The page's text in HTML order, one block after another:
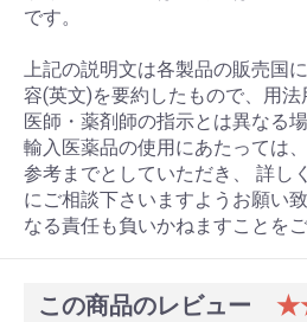
お買い物を続ける
です。
上記の説明文は各製品の販売国
容(英文)を要約したもので、用
医師・薬剤師の指示とは異なる
輸入医薬品の使用にあたっては
参考までとしていただき、 詳し
にご相談下さいますようお願い
なる責任も負いかねますことを
この商品のレビュー